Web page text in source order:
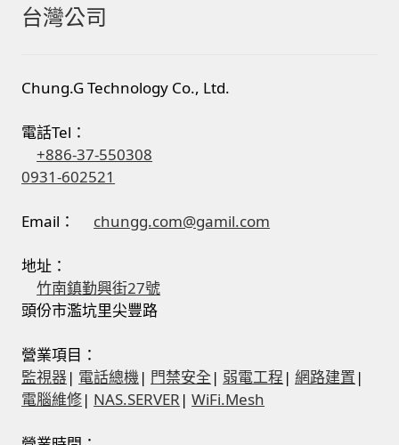
台灣公司
Chung.G Technology Co., Ltd.
電話Tel：
+886-37-550308
0931-602521
Email： chungg.com@gamil.com
地址：
竹南鎮勤興街27號
頭份市濫坑里尖豐路
營業項目：
監視器| 電話總機| 門禁安全 | 弱電工程 |網路建置 |
電腦維修| NAS.SERVER |WiFi.Mesh